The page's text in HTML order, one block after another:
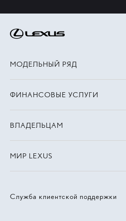
Служба клиентской поддержки
МОДЕЛЬНЫЙ РЯД
ФИНАНСОВЫЕ УСЛУГИ
ВЛАДЕЛЬЦАМ
МИР LEXUS